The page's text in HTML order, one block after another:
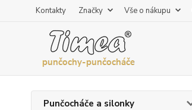
Kontakty Značky Vše o nákupu
Punčocháče a silonky